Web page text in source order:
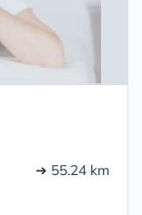
➔ 55.24 km